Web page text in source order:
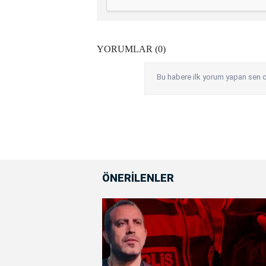
YORUMLAR (0)
Bu habere ilk yorum yapan sen
ÖNERİLENLER